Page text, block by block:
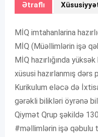
Ətraflı
MİQ imtahanlarina
MİQ (Müəllimlərin işə
MİQ hazırlığında
xüsusi hazırlanmış dərs
Kurikulum eləcə də
gərəkli bilikləri öyrənə
Qiymət Qrup şəkildə
#məllimlərin işə qəbulu